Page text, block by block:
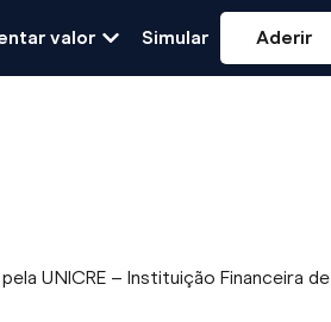
valor Simular Aderir
UNICRE – Instituição Financeira de